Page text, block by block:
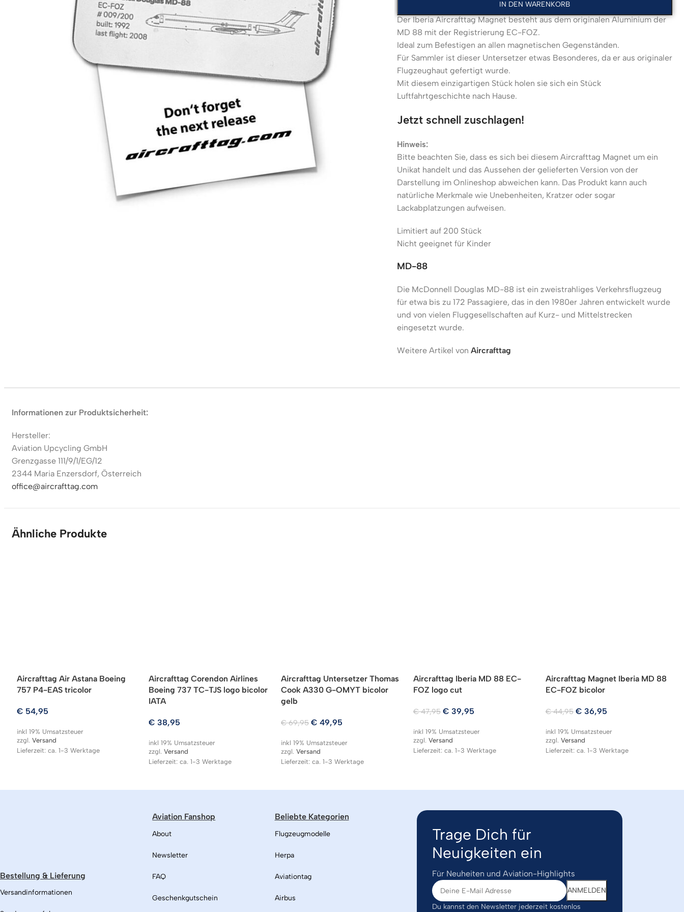
IN DEN WARENKORB
Der Iberia Aircrafttag Magnet besteht aus dem originalen Aluminium der
MD 88 mit der Registrierung EC-FOZ.
Ideal zum Befestigen an allen magnetischen Gegenständen.
Für Sammler ist dieser Untersetzer etwas Besonderes, da er aus originaler
Flugzeughaut gefertigt wurde.
Mit diesem einzigartigen Stück holen sie sich ein Stück
Luftfahrtgeschichte nach Hause.
Jetzt schnell zuschlagen!
Hinweis:
Bitte beachten Sie, dass es sich bei diesem Aircrafttag Magnet um ein
Unikat handelt und das Aussehen der gelieferten Version von der
Darstellung im Onlineshop abweichen kann. Das Produkt kann auch
natürliche Merkmale wie Unebenheiten, Kratzer oder sogar
Lackabplatzungen aufweisen.
Limitiert auf 200 Stück
Nicht geeignet für Kinder
MD-88
Die McDonnell Douglas MD-88 ist ein zweistrahliges Verkehrsflugzeug
für etwa bis zu 172 Passagiere, das in den 1980er Jahren entwickelt wurde
und von vielen Fluggesellschaften auf Kurz- und Mittelstrecken
eingesetzt wurde.
Weitere Artikel von Aircrafttag
Informationen zur Produktsicherheit:
Hersteller:
Aviation Upcycling GmbH
Grenzgasse 111/9/1/EG/12
2344 Maria Enzersdorf, Österreich
office@aircrafttag.com
Ähnliche Produkte
Aircrafttag Air Astana Boeing
757 P4-EAS tricolor
€ 54,95
inkl 19% Umsatzsteuer
zzgl. Versand
Lieferzeit: ca. 1-3 Werktage
Aircrafttag Corendon Airlines
Boeing 737 TC-TJS logo bicolor
IATA
€ 38,95
inkl 19% Umsatzsteuer
zzgl.Versand
Lieferzeit: ca. 1-3 Werktage
Aircrafttag Untersetzer Thomas
Cook A330 G-OMYT bicolor
gelb
€69,95 € 49,95
inkl 19% Umsatzsteuer
zzgl.Versand
Lieferzeit: ca. 1-3 Werktage
Aircrafttag Iberia MD 88 EC-
FOZ logo cut
€47,95 € 39,95
inkl 19% Umsatzsteuer
zzgl. Versand
Lieferzeit: ca. 1-3 Werktage
Aircrafttag Magnet Iberia MD 88
EC-FOZ bicolor
€44,95 € 36,95
inkl 19% Umsatzsteuer
zzgl. Versand
Lieferzeit: ca. 1-3 Werktage
Bestellung & Lieferung
Versandinformationen
Aviation Fanshop
About
Newsletter
FAQ
Geschenkgutschein
Beliebte Kategorien
Flugzeugmodelle
Herpa
Aviationtag
Airbus
Trage Dich für
Neuigkeiten ein
Für Neuheiten und Aviation-Highlights
Du kannst den Newsletter jederzeit kostenlos